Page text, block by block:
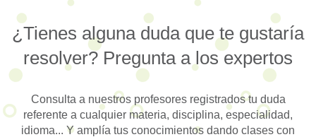
¿Tienes alguna duda que te gustaría
resolver? Pregunta a los expertos
Consulta a nuestros profesores registrados tu duda
referente a cualquier materia, disciplina, especialidad,
idioma... Y amplía tus conocimientos dando clases con